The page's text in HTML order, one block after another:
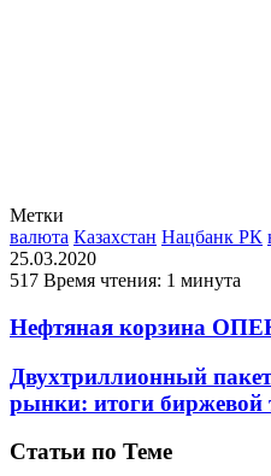
Метки
валюта Казахстан Нацбанк РК
25.03.2020
517 Время чтения: 1 минута
Нефтяная корзина
Двухтриллионный
рынки: итоги биржевой
Статьи по Теме